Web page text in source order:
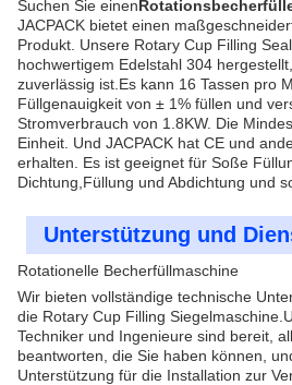
Suchen Sie einen
JACPACK bietet einen
Produkt. Unsere Rotary Cup Filling
hochwertigem Edelstahl 304
zuverlässig ist.Es kann 16 Tassen pro
Füllgenauigkeit von ± 1% füllen und
Stromverbrauch von 1.8KW. Die
Einheit. Und JACPACK hat CE und
erhalten. Es ist geeignet für Soße
Dichtung,Füllung und Abdichtung und
Unterstützung und
Rotationelle Becherfüllmaschine
Wir bieten vollständige technische
die Rotary Cup Filling
Techniker und Ingenieure sind bereit,
beantworten, die Sie haben können,
Unterstützung für die Installation zur